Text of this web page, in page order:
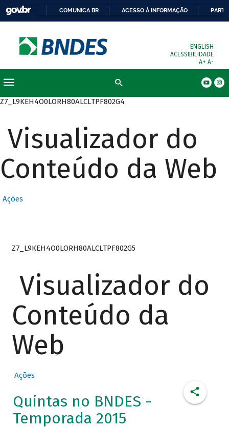
COMUNICA BR ACESSO À INFORMAÇÃO
ENGLISH
ACESSIBILIDADE
A+ A-
Z7_L9KEH4O0LORH80ALCLTPF802G4
Visualizador do
Conteúdo da Web
Ações
Z7_L9KEH4O0LORH80ALCLTPF802G5
Visualizador do
Conteúdo da
Web
Ações
Quintas no BNDES -
Temporada 2015